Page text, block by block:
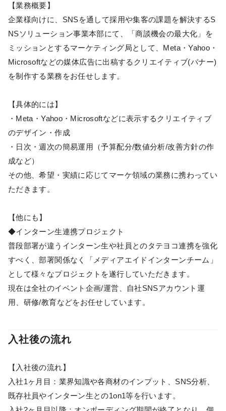
【業務概要】
企業様向けに、SNSを通して採用や集客の課題を解決するS
NSソリューション事業本部にて、「商談機会の最大化」を
ミッションとするマーケティング局として、Meta・Yahoo・
Microsoftなどの媒体広告に出稿するクリエイティブ(バナー)
を制作する業務をお任せします。
【具体的には】
・Meta・Yahoo・Microsoftなどに表示するクリエイティブ
のデザイン・作成
・日次・週次の簡易運用（予算配分/数値分析/改善方針の作
成など）
その他、希望・実績に応じてマーケ領域の業務に携わってい
ただきます。
【他にも】
◆インターン生連携プロジェクト
普段部署が違うインターン生や社員とのタテヨコ連携を強化
すべく、部署関係なく「メディアエイドインターンチーム」
として様々なプロジェクトを遂行していただきます。
現在は全社のイベント企画/運営、自社SNSアカウント運
用、研修/教育などをお任せしています。
入社後の流れ
【入社後の流れ】
入社1ヶ月目：業界知識や各商材のインプット、SNS分析、
既存社員やインターン生との1on1等を行います。